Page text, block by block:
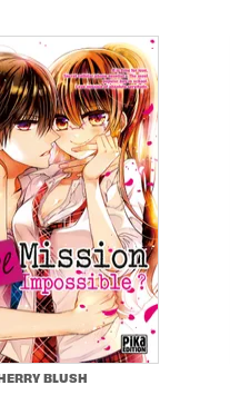
BLUSH